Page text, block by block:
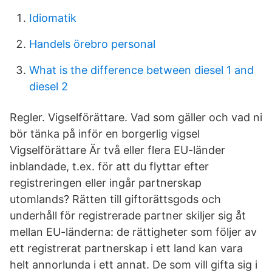
Idiomatik
Handels örebro personal
What is the difference between diesel 1 and
diesel 2
Regler. Vigselförättare. Vad som gäller och vad ni
bör tänka på inför en borgerlig vigsel
Vigselförättare Är två eller flera EU-länder
inblandade, t.ex. för att du flyttar efter
registreringen eller ingår partnerskap
utomlands? Rätten till giftorättsgods och
underhåll för registrerade partner skiljer sig åt
mellan EU-länderna: de rättigheter som följer av
ett registrerat partnerskap i ett land kan vara
helt annorlunda i ett annat. De som vill gifta sig i